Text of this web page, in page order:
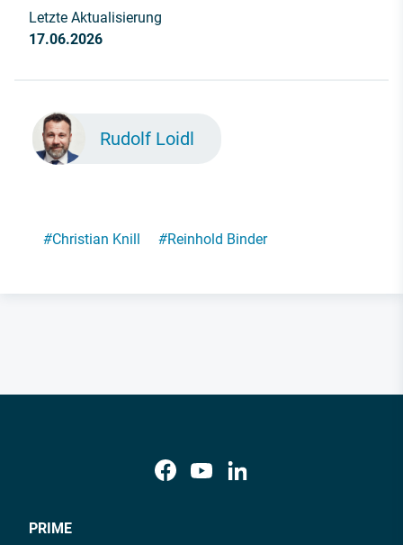
Letzte Aktualisierung
17.06.2026
Rudolf Loidl
#Christian Knill #Reinhold Binder
PRIME